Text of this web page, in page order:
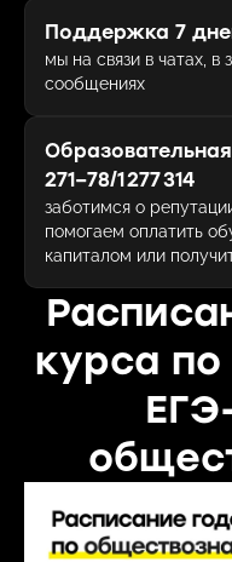
Поддержка 7
мы на связи в чатах, в
сообщениях
271−78/1 277 314
заботимся о
помогаем оплатить
капиталом или
курса по